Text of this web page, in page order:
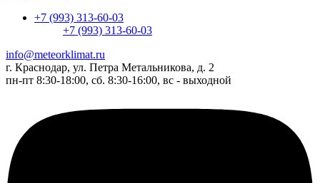
+7 (993) 313-60-03
+7 (993) 313-60-03
info@meteorklimat.ru
г. Краснодар, ул. Петра Метальникова, д. 2
пн-пт 8:30-18:00, сб. 8:30-16:00, вс - выходной